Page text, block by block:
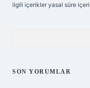
ilgili içerikler yasal süre
SON YORUMLAR